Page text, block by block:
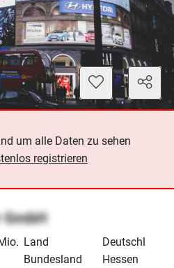
um alle Daten zu sehen
registrieren
Land
Deutschland
Bundesland
Hessen